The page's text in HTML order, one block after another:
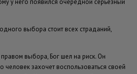
выбора стоит всех страданий,
выбора, Бог шел на риск. Он
человек захочет воспользоваться своей